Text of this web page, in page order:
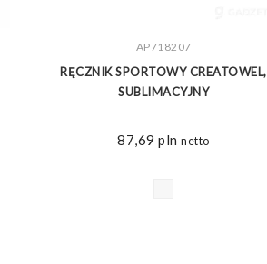
ZOBACZ WIĘCEJ
AP718207
RĘCZNIK SPORTOWY CREATOWEL,
SUBLIMACYJNY
87,69pln netto